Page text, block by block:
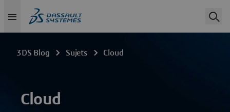
3DS Blog Sujets Cloud
Cloud